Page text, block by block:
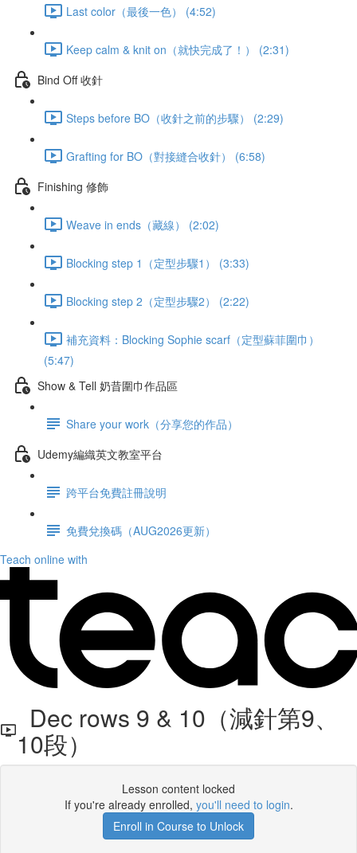
Last color（最後一色） (4:52)
Keep calm & knit on（就快完成了！） (2:31)
Bind Off 收針
Steps before BO（收針之前的步驟） (2:29)
Grafting for BO（對接縫合收針） (6:58)
Finishing 修飾
Weave in ends（藏線） (2:02)
Blocking step 1（定型步驟1） (3:33)
Blocking step 2（定型步驟2） (2:22)
補充資料：Blocking Sophie scarf（定型蘇菲圍巾）
(5:47)
Show & Tell 奶昔圍巾作品區
Share your work（分享您的作品）
Udemy編織英文教室平台
跨平台免費註冊說明
免費兌換碼（AUG2026更新）
Teach online with
Dec rows 9 & 10（減針第9、
10段）
Lesson content locked
If you're already enrolled, you'll need to login.
Enroll in Course to Unlock